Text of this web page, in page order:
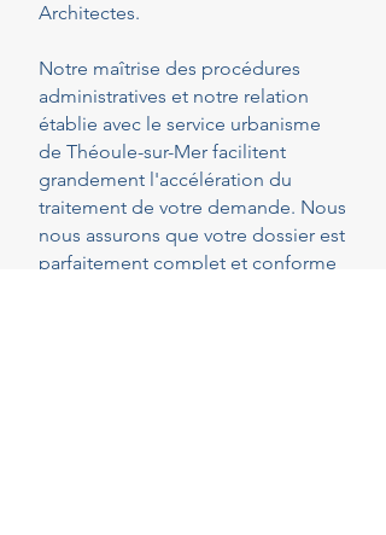
Architectes.
Notre maîtrise des procédures
administratives et notre relation
établie avec le service urbanisme
de Théoule-sur-Mer facilitent
grandement l'accélération du
traitement de votre demande. Nous
nous assurons que votre dossier est
parfaitement complet et conforme